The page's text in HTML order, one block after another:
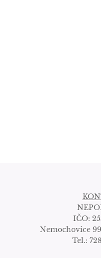
IČO:
Nemochovice
Tel.: